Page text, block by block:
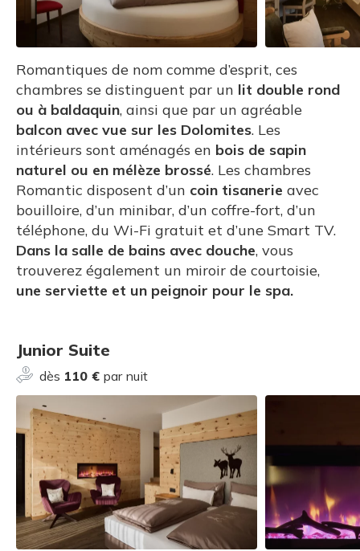
Romantiques de nom comme d’esprit, ces
chambres se distinguent par un lit double rond
ou à baldaquin, ainsi que par un agréable
balcon avec vue sur les Dolomites. Les
intérieurs sont aménagés en bois de sapin
naturel ou en mélèze brossé. Les chambres
Romantic disposent d’un coin tisanerie avec
bouilloire, d’un minibar, d’un coffre-fort, d’un
téléphone, du Wi-Fi gratuit et d’une Smart TV.
Dans la salle de bains avec douche, vous
trouverez également un miroir de courtoisie,
une serviette et un peignoir pour le spa.
Junior Suite
dès 110 € par nuit